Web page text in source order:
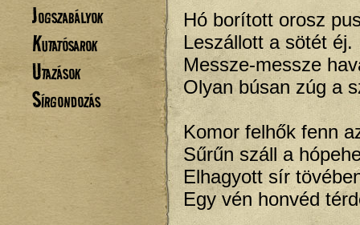
Jogszabályok
Kutatósarok
Utazások
Sírgondozás
Hó borított orosz
Leszállott a sötét éj.
Messze-messze
Olyan búsan zúg a
Komor felhők fenn
Sűrűn száll a
Elhagyott sír
Egy vén honvéd